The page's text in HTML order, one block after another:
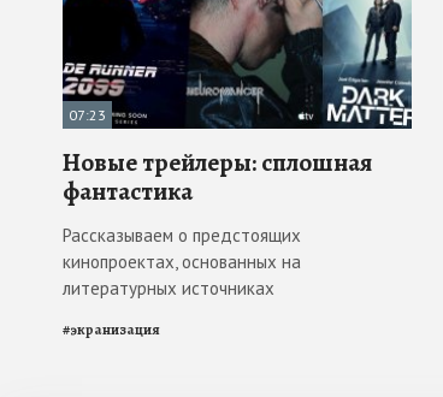
07:23
Новые трейлеры: сплошная
фантастика
Рассказываем о предстоящих
кинопроектах, основанных на
литературных источниках
#экранизация